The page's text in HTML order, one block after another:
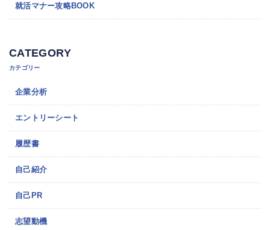
就活マナー攻略BOOK
CATEGORY
カテゴリー
企業分析
エントリーシート
履歴書
自己紹介
自己PR
志望動機